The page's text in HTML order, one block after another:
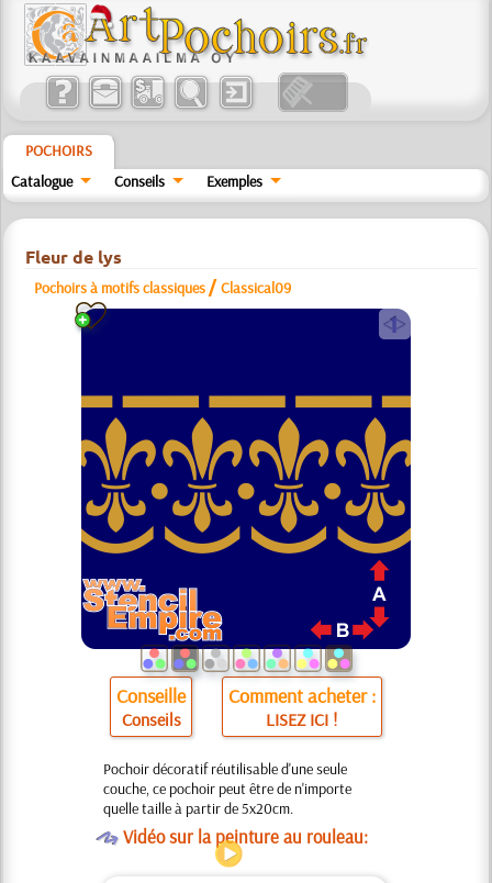
POCHOIRS
Catalogue
Conseils Exemples
Fleur de lys
Pochoirs à motifs classiques /Classical09
a
Conseille
Conseils
Comment acheter :
LISEZ ICI !
Pochoir décoratif réutilisable d'une seule
couche, ce pochoir peut être de n'importe
quelle taille à partir de 5x20cm.
OVidéo sur la peinture au rouleau: